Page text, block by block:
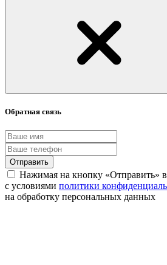
Обратная связь
Отправить
Нажимая на кнопку «Отправить»
с условиями политики
на обработку персональных данных